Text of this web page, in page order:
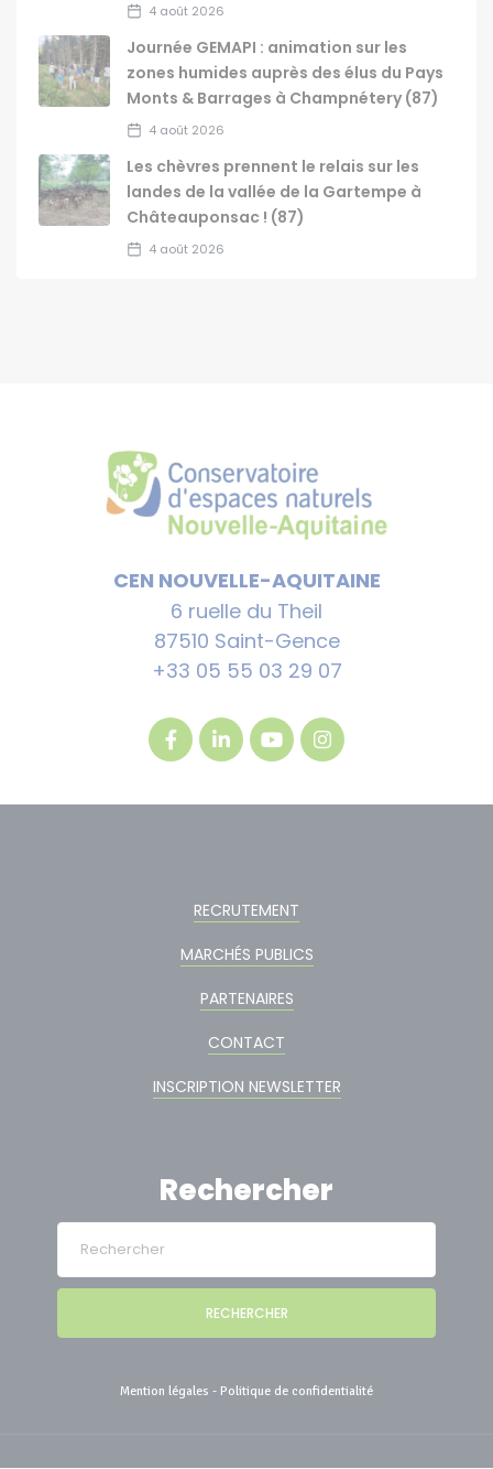
4 août 2026
Journée GEMAPI : animation sur les
zones humides auprès des élus du Pays
Monts & Barrages à Champnétery (87)
4 août 2026
Les chèvres prennent le relais sur les
landes de la vallée de la Gartempe à
Châteauponsac ! (87)
4 août 2026
CEN NOUVELLE-AQUITAINE
6 ruelle du Theil
87510 Saint-Gence
+33 05 55 03 29 07
RECRUTEMENT
MARCHÉS PUBLICS
PARTENAIRES
CONTACT
INSCRIPTION NEWSLETTER
Rechercher
RECHERCHER
Mention légales - Politique de confidentialité